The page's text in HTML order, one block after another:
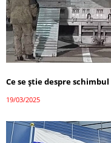
Ce se știe despre
19/03/2025